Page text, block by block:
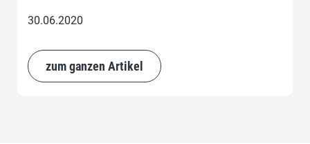
30.06.2020
zum ganzen Artikel